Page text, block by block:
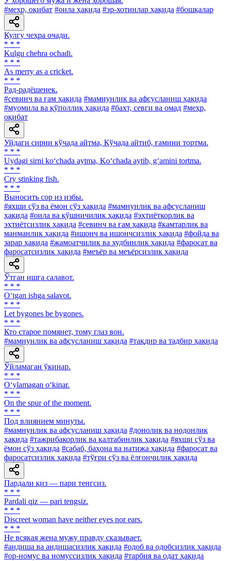
#меҳр, оқибат #оила ҳақида #эр-хотинлар ҳақида #бошқалар
Кулгу чеҳра очади.
* * *
Kulgu chehra ochadi.
* * *
As merry as a cricket.
* * *
Рад-радёшенек.
#севинч ва ғам ҳақида #мамнунлик ва афсусланиш ҳақида
#муомила ва қўполлик ҳақида #бахт, севги ва омад #меҳр,
оқибат
Уйдаги сирни кўчада айтма, Кўчада айтиб, ғамини тортма.
* * *
Uydagi sirni ko‘chada aytma, Ko‘chada aytib, g‘amini tortma.
* * *
Cry stinking fish.
* * *
Выносить cop из избы.
#яхши сўз ва ёмон сўз ҳақида #мамнунлик ва афсусланиш
ҳақида #оила ва қўшничилик ҳақида #эҳтиёткорлик ва
эҳтиётсизлик ҳақида #севинч ва ғам ҳақида #камтарлик ва
манманлик ҳақида #ишонч ва ишончсизлик ҳақида #фойда ва
зарар ҳақида #жамоатчилик ва худбинлик ҳақида #фаросат ва
фаросатсизлик ҳақида #меъёр ва меъёрсизлик ҳақида
Ўтган ишга салавот.
* * *
O‘tgan ishga salavot.
* * *
Let bygones be bygones.
* * *
Кто старое помянет, тому глаз вон.
#мамнунлик ва афсусланиш ҳақида #тақдир ва тадбир ҳақида
Ўйламаган ўкинар.
* * *
O‘ylamagan o‘kinar.
* * *
On the spur of the moment.
* * *
Под влиянием минуты.
#мамнунлик ва афсусланиш ҳақида #донолик ва нодонлик
ҳақида #тажрибакорлик ва калтабинлик ҳақида #яхши сўз ва
ёмон сўз ҳақида #сабаб, баҳона ва натижа ҳақида #фаросат ва
фаросатсизлик ҳақида #тўғри сўз ва ёлғончилик ҳақида
Пардали қиз — пари тенгсиз.
* * *
Pardali qiz — pari tengsiz.
* * *
Discreet woman have neither eyes nor ears.
* * *
He всякая жена мужу правду сказывает.
#андиша ва андишасизлик ҳақида #одоб ва одобсизлик ҳақида
#ор-номус ва номуссизлик ҳақида #тарбия ва одат ҳақида